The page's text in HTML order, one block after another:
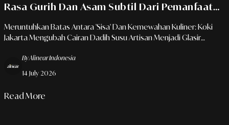
Rasa Gurih Dan Asam Subtil Dari Pemanfaatan
Meruntuhkan Batas Antara 'Sisa' Dan Kemewahan Kuliner: Koki
Jakarta Mengubah Cairan Dadih Susu Artisan Menjadi Glasir
By Alinear Indonesia
14 July 2026
Read More